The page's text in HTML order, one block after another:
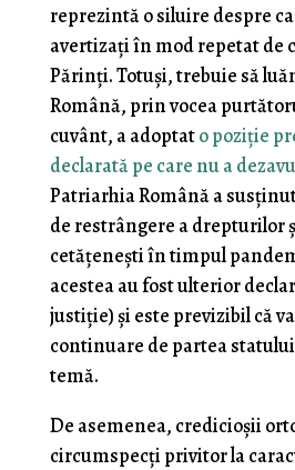
reprezintă o siluire despre
avertizaţi în mod repetat de
Părinţi. Totuşi, trebuie să
Română, prin vocea
cuvânt, a adoptato poziţie
declarată pe care nu a
Patriarhia Română a
de restrângere a drepturilor
cetăţeneşti în timpul
acestea au fost ulterior
justiţie) şi este previzibil că
continuare de partea statului
temă.
De asemenea, credicioşii
circumspecţi privitor la